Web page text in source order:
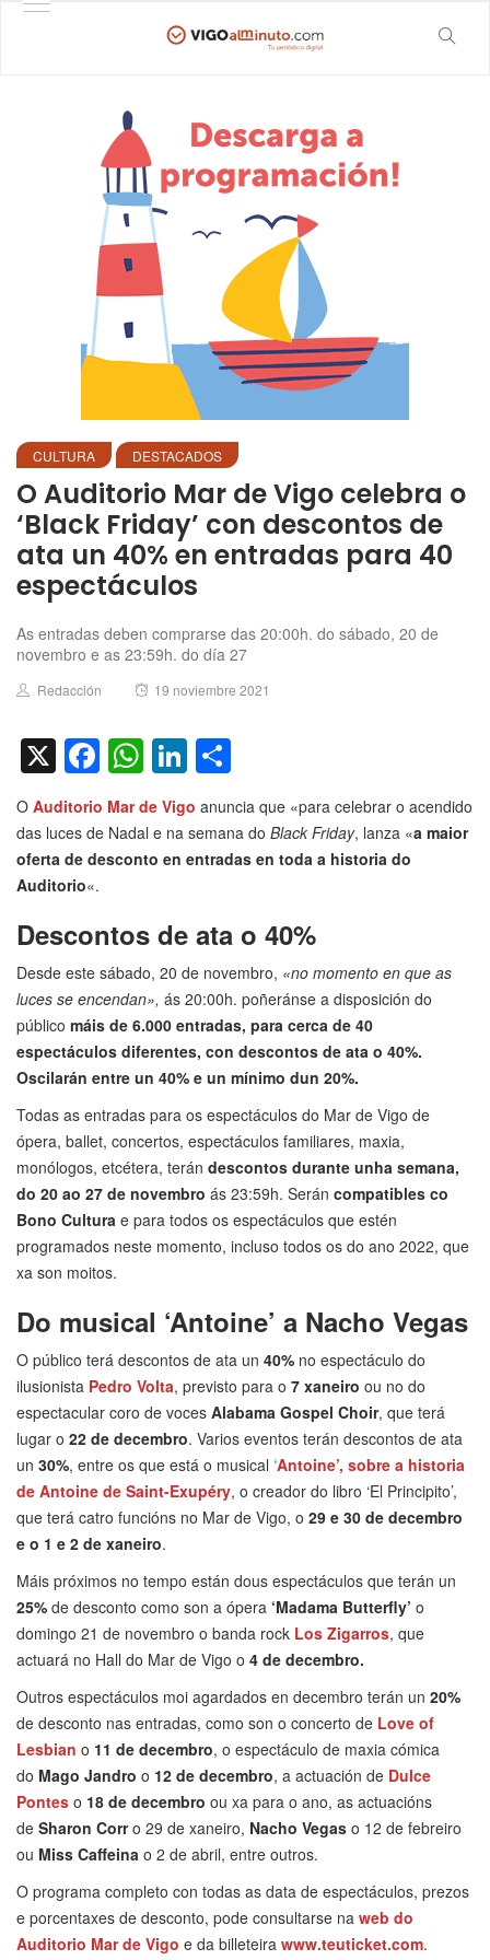
CULTURA DESTACADOS
O Auditorio Mar de Vigo celebra o
‘Black Friday’ con descontos de
ata un 40% en entradas para 40
espectáculos
As entradas deben comprarse das 20:00h. do sábado, 20 de
novembro e as 23:59h. do día 27
Author
Redacción
Posted
19 noviembre 2021
X Facebook
WhatsApp
LinkedIn
O Auditorio Mar de Vigo anuncia que «para celebrar o acendido
das luces de Nadal e na semana do Black Friday, lanza «a maior
oferta de desconto en entradas en toda a historia do
Auditorio«.
Descontos de ata o 40%
Desde este sábado, 20 de novembro, «no momento en que as
luces se encendan», ás 20:00h. poñeránse a disposición do
público máis de 6.000 entradas, para cerca de 40
espectáculos diferentes, con descontos de ata o 40%.
Oscilarán entre un 40% e un mínimo dun 20%.
Todas as entradas para os espectáculos do Mar de Vigo de
ópera, ballet, concertos, espectáculos familiares, maxia,
monólogos, etcétera, terán descontos durante unha semana,
do 20 ao 27 de novembro ás 23:59h. Serán compatibles co
Bono Cultura e para todos os espectáculos que estén
programados neste momento, incluso todos os do ano 2022, que
xa son moitos.
Do musical ‘Antoine’ a Nacho Vegas
O público terá descontos de ata un 40% no espectáculo do
ilusionista Pedro Volta, previsto para o 7 xaneiro ou no do
espectacular coro de voces Alabama Gospel Choir, que terá
lugar o 22 de decembro. Varios eventos terán descontos de ata
un 30%, entre os que está o musical ‘Antoine’, sobre a historia
de Antoine de Saint-Exupéry, o creador do libro ‘El Principito’,
que terá catro funcións no Mar de Vigo, o 29 e 30 de decembro
e o 1 e 2 de xaneiro.
Máis próximos no tempo están dous espectáculos que terán un
25% de desconto como son a ópera ‘Madama Butterfly’ o
domingo 21 de novembro o banda rock Los Zigarros, que
actuará no Hall do Mar de Vigo o 4 de decembro.
Outros espectáculos moi agardados en decembro terán un 20%
de desconto nas entradas, como son o concerto de Love of
Lesbian o 11 de decembro, o espectáculo de maxia cómica
do Mago Jandro o 12 de decembro, a actuación de Dulce
Pontes o 18 de decembro ou xa para o ano, as actuacións
de Sharon Corro 29 de xaneiro, Nacho Vegas o 12 de febreiro
ou Miss Caffeina o 2 de abril, entre outros.
O programa completo con todas as data de espectáculos, prezos
e porcentaxes de desconto, pode consultarse na web do
Auditorio Mar de Vigo e da billeteira www.teuticket.com.